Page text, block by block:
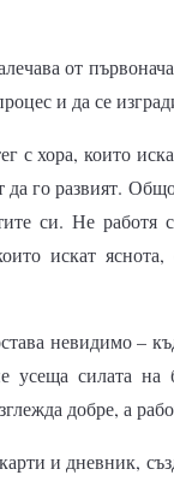
от
и да се
с хора, които
го развият.
си. Не работя
искат яснота,
невидимо –
усеща силата на
добре, а
и дневник,